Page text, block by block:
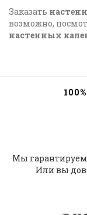
Заказать
возможно,
настенных
Мы
Или вы